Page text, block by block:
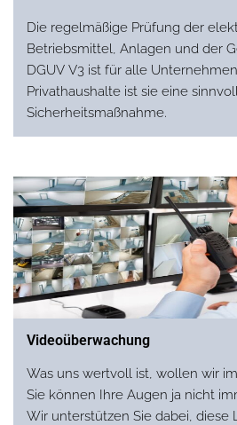
Die regelmäßige Prüfung der
Betriebsmittel, Anlagen und der
DGUV V3 ist für alle
Privathaushalte ist sie eine
Sicherheitsmaßnahme.
Videoüberwachung
Was uns wertvoll ist, wollen wir
Sie können Ihre Augen ja nicht
Wir unterstützen Sie dabei, diese